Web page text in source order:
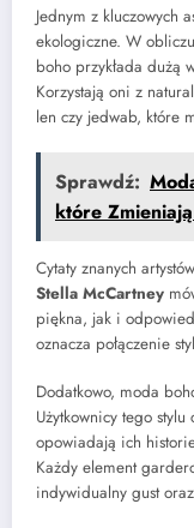
Jednym z kluczowych
ekologiczne. W
boho przykłada dużą
Korzystają oni z
len czy jedwab, które
Sprawdź:
które
Cytaty znanych
Stella McCartney
piękna, jak i
oznacza połączenie
Dodatkowo, moda
Użytkownicy tego
opowiadają ich
Każdy element
indywidualny gust